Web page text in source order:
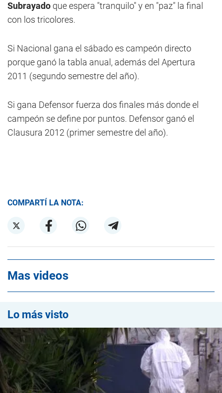
Subrayado que espera "tranquilo" y en "paz" la final
con los tricolores.
Si Nacional gana el sábado es campeón directo
porque ganó la tabla anual, además del Apertura
2011 (segundo semestre del año).
Si gana Defensor fuerza dos finales más donde el
campeón se define por puntos. Defensor ganó el
Clausura 2012 (primer semestre del año).
COMPARTÍ LA NOTA:
Mas videos
Lo más visto